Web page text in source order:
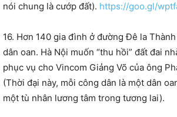
nói chung là cướp đất). https://goo.gl/
16. Hơn 140 gia đình ở đường Đê la
dân oan. Hà Nội muốn “thu hồi” đất đai
phục vụ cho Vincom Giảng Võ của ông
(Thời đại này, mỗi công dân là một dân
một tù nhân lương tâm trong tương lai).